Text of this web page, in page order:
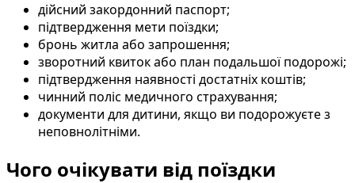
дійсний закордонний паспорт;
підтвердження мети поїздки;
бронь житла або запрошення;
зворотний квиток або план подальшої подорожі;
підтвердження наявності достатніх коштів;
чинний поліс медичного страхування;
документи для дитини, якщо ви подорожуєте з
неповнолітніми.
Чого очікувати від поїздки